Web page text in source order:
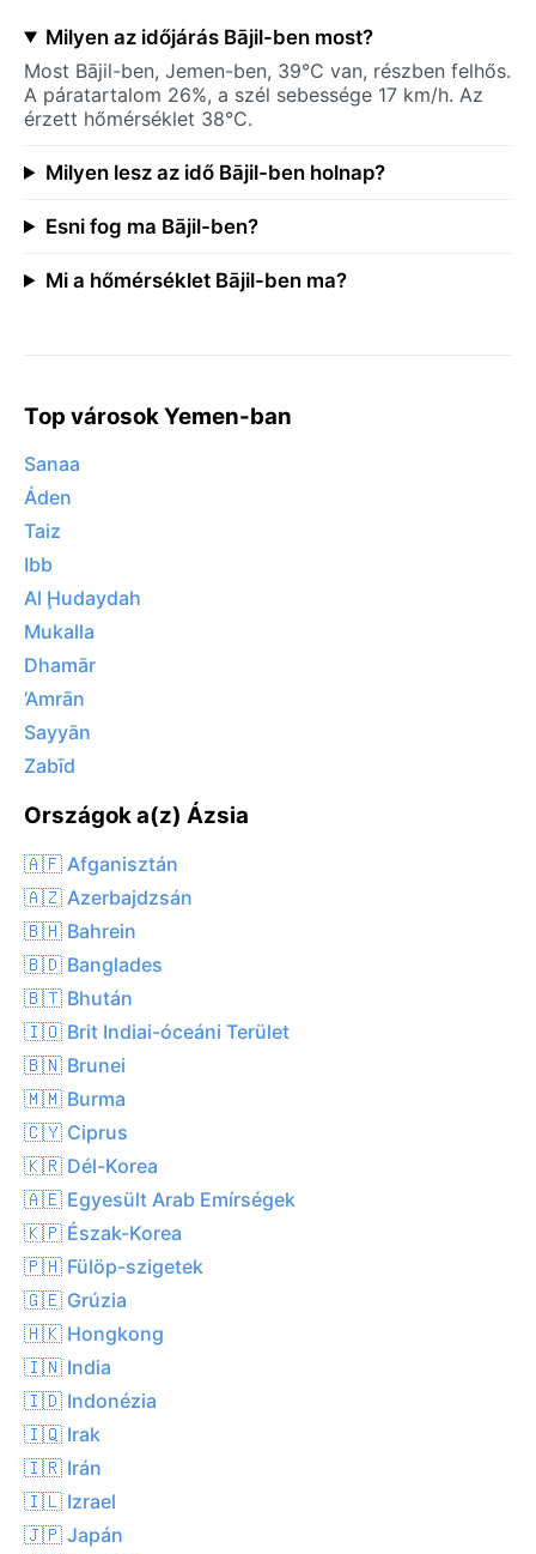
Milyen az időjárás Bājil-ben most?
Most Bājil-ben, Jemen-ben, 39°C van, részben felhős.
A páratartalom 26%, a szél sebessége 17 km/h. Az
érzett hőmérséklet 38°C.
Milyen lesz az idő Bājil-ben holnap?
Esni fog ma Bājil-ben?
Mi a hőmérséklet Bājil-ben ma?
Top városok Yemen-ban
Sanaa
Áden
Taiz
Ibb
Al Ḩudaydah
Mukalla
Dhamār
‘Amrān
Sayyān
Zabīd
Országok a(z) Ázsia
🇦🇫 Afganisztán
🇦🇿 Azerbajdzsán
🇧🇭 Bahrein
🇧🇩 Banglades
🇧🇹 Bhután
🇮🇴 Brit Indiai-óceáni Terület
🇧🇳 Brunei
🇲🇲 Burma
🇨🇾 Ciprus
🇰🇷 Dél-Korea
🇦🇪 Egyesült Arab Emírségek
🇰🇵 Észak-Korea
🇵🇭 Fülöp-szigetek
🇬🇪 Grúzia
🇭🇰 Hongkong
🇮🇳 India
🇮🇩 Indonézia
🇮🇶 Irak
🇮🇷 Irán
🇮🇱 Izrael
🇯🇵 Japán